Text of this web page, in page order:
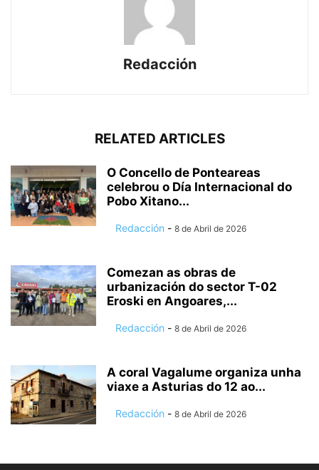
Redacción
RELATED ARTICLES
O Concello de Ponteareas
celebrou o Día Internacional do
Pobo Xitano...
Redacción - 8 de Abril de 2026
Comezan as obras de
urbanización do sector T-02
Eroski en Angoares,...
Redacción - 8 de Abril de 2026
A coral Vagalume organiza unha
viaxe a Asturias do 12 ao...
Redacción - 8 de Abril de 2026